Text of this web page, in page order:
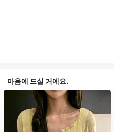
마음에 드실 거예요.